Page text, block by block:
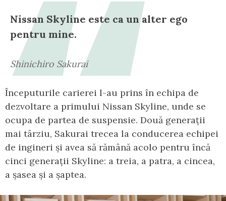
Nissan Skyline este ca un alter ego
pentru mine.
Shinichiro Sakurai
Începuturile carierei l-au prins în echipa de
dezvoltare a primului Nissan Skyline, unde se
ocupa de partea de suspensie. Două generații
mai târziu, Sakurai trecea la conducerea echipei
de ingineri și avea să rămână acolo pentru încă
cinci generații Skyline: a treia, a patra, a cincea,
a șasea și a șaptea.